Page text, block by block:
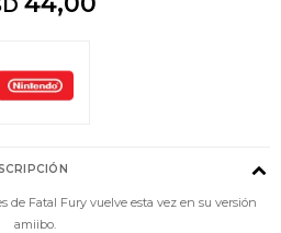
de Fatal Fury vuelve esta vez en su versión
amiibo.